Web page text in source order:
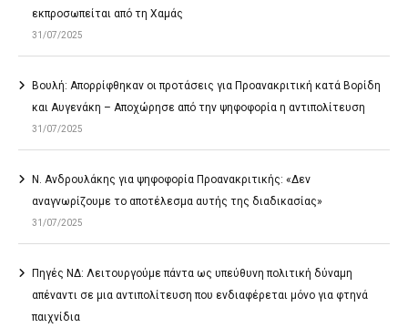
εκπροσωπείται από τη Χαμάς
31/07/2025
Βουλή: Απορρίφθηκαν οι προτάσεις για Προανακριτική κατά Βορίδη
και Αυγενάκη – Αποχώρησε από την ψηφοφορία η αντιπολίτευση
31/07/2025
Ν. Ανδρουλάκης για ψηφοφορία Προανακριτικής: «Δεν
αναγνωρίζουμε το αποτέλεσμα αυτής της διαδικασίας»
31/07/2025
Πηγές ΝΔ: Λειτουργούμε πάντα ως υπεύθυνη πολιτική δύναμη
απέναντι σε μια αντιπολίτευση που ενδιαφέρεται μόνο για φτηνά
παιχνίδια